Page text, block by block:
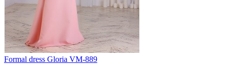
Formal dress Gloria VM-889